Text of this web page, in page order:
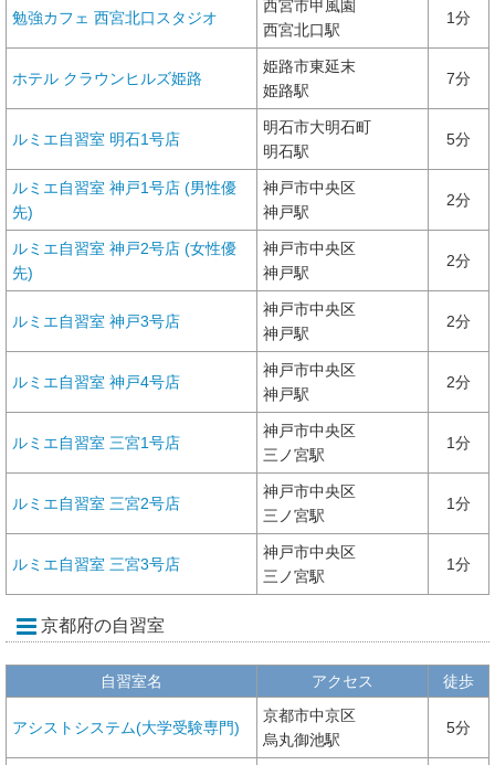
勉強カフェ 西宮北口スタジオ
西宮市甲風園
西宮北口駅
1分
ホテル クラウンヒルズ姫路
姫路市東延末
姫路駅
7分
ルミエ自習室 明石1号店
明石市大明石町
明石駅
5分
ルミエ自習室 神戸1号店 (男性優
先)
神戸市中央区
神戸駅
2分
ルミエ自習室 神戸2号店 (女性優
先)
神戸市中央区
神戸駅
2分
ルミエ自習室 神戸3号店
神戸市中央区
神戸駅
2分
ルミエ自習室 神戸4号店
神戸市中央区
神戸駅
2分
ルミエ自習室 三宮1号店
神戸市中央区
三ノ宮駅
1分
ルミエ自習室 三宮2号店
神戸市中央区
三ノ宮駅
1分
ルミエ自習室 三宮3号店
神戸市中央区
三ノ宮駅
1分
京都府の自習室
自習室名 アクセス 徒歩
アシストシステム(大学受験専門)
京都市中京区
烏丸御池駅
5分